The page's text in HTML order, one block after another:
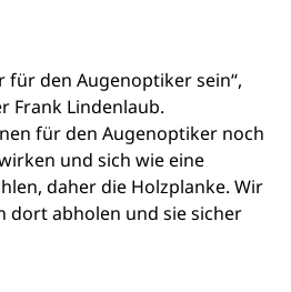
für den Augenoptiker sein“,
Frank Lindenlaub.
für den Augenoptiker noch
und sich wie eine
daher die Holzplanke. Wir
dort abholen und sie sicher